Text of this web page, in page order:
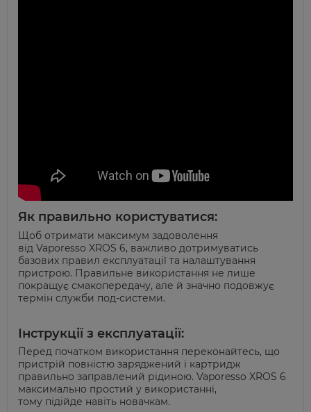
Як правильно користуватися:
Щоб отримати максимум задоволення
від Vaporesso XROS 6, важливо дотримуватись
базових правил експлуатації та налаштування
пристрою. Правильне використання не лише
покращує смакопередачу, але й значно подовжує
термін служби под-системи.
Інструкції з експлуатації:
Перед початком використання переконайтесь, що
пристрій повністю заряджений і картридж
правильно заправлений рідиною. Vaporesso XROS 6
максимально простий у використанні,
тому підійде навіть новачкам.